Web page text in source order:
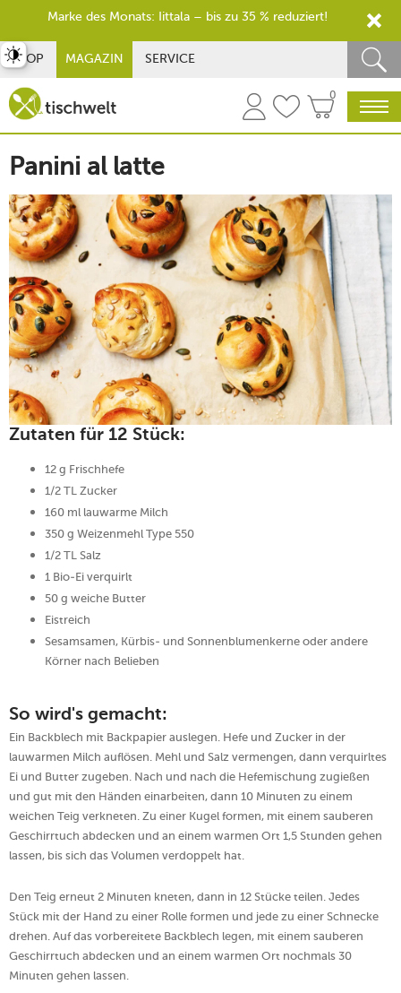
SHOP MAGAZIN SERVICE
0
Panini al latte
Zutaten für 12 Stück:
12 g Frischhefe
1/2 TL Zucker
160 ml lauwarme Milch
350 g Weizenmehl Type 550
1/2 TL Salz
1 Bio-Ei verquirlt
50 g weiche Butter
Eistreich
Sesamsamen, Kürbis- und Sonnenblumenkerne oder andere
Körner nach Belieben
So wird's gemacht:
Ein Backblech mit Backpapier auslegen. Hefe und Zucker in der
lauwarmen Milch auflösen. Mehl und Salz vermengen, dann verquirltes
Ei und Butter zugeben. Nach und nach die Hefemischung zugießen
und gut mit den Händen einarbeiten, dann 10 Minuten zu einem
weichen Teig verkneten. Zu einer Kugel formen, mit einem sauberen
Geschirrtuch abdecken und an einem warmen Ort 1,5 Stunden gehen
lassen, bis sich das Volumen verdoppelt hat.
Den Teig erneut 2 Minuten kneten, dann in 12 Stücke teilen. Jedes
Stück mit der Hand zu einer Rolle formen und jede zu einer Schnecke
drehen. Auf das vorbereitete Backblech legen, mit einem sauberen
Geschirrtuch abdecken und an einem warmen Ort nochmals 30
Minuten gehen lassen.
umschalten
Marke des Monats: Iittala – bis zu 35 % reduziert!